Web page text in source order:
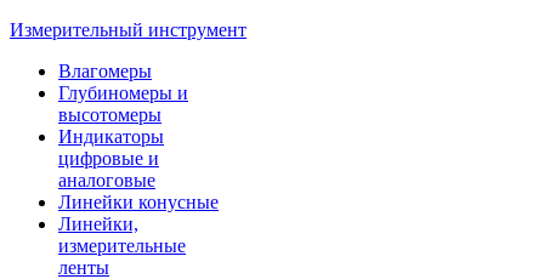
Измерительный инструмент
Влагомеры
Глубиномеры и
высотомеры
Индикаторы
цифровые и
аналоговые
Линейки конусные
Линейки,
измерительные
ленты